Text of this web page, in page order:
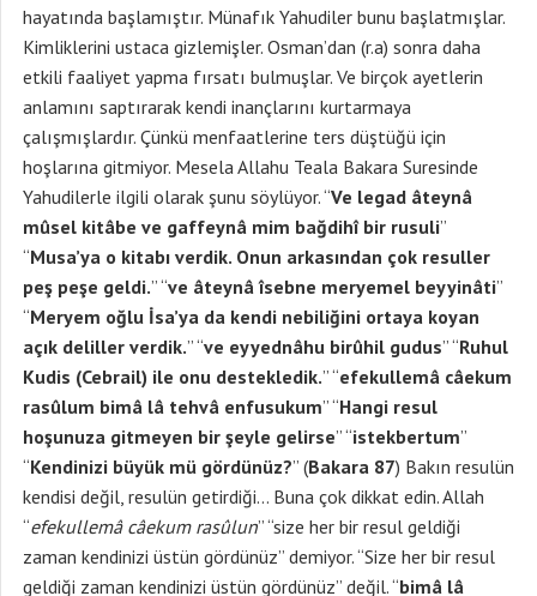
hayatında başlamıştır. Münafık Yahudiler bunu başlatmışlar.
Kimliklerini ustaca gizlemişler. Osman’dan (r.a) sonra daha
etkili faaliyet yapma fırsatı bulmuşlar. Ve birçok ayetlerin
anlamını saptırarak kendi inançlarını kurtarmaya
çalışmışlardır. Çünkü menfaatlerine ters düştüğü için
hoşlarına gitmiyor. Mesela Allahu Teala Bakara Suresinde
Yahudilerle ilgili olarak şunu söylüyor. “Ve legad âteynâ
mûsel kitâbe ve gaffeynâ mim bağdihî bir rusuli”
“Musa’ya o kitabı verdik. Onun arkasından çok resuller
peş peşe geldi.” “ve âteynâ îsebne meryemel beyyinâti”
“Meryem oğlu İsa’ya da kendi nebiliğini ortaya koyan
açık deliller verdik.” “ve eyyednâhu birûhil gudus” “Ruhul
Kudis (Cebrail) ile onu destekledik.” “efekullemâ câekum
rasûlum bimâ lâ tehvâ enfusukum” “Hangi resul
hoşunuza gitmeyen bir şeyle gelirse” “istekbertum”
“Kendinizi büyük mü gördünüz?” (Bakara 87) Bakın resulün
kendisi değil, resulün getirdiği… Buna çok dikkat edin. Allah
“efekullemâ câekum rasûlun” “size her bir resul geldiği
zaman kendinizi üstün gördünüz” demiyor. “Size her bir resul
geldiği zaman kendinizi üstün gördünüz” değil. “bimâ lâ